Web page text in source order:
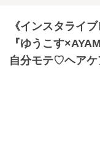
《インスタライ
『ゆうこす
自分モテ♡ヘアケ